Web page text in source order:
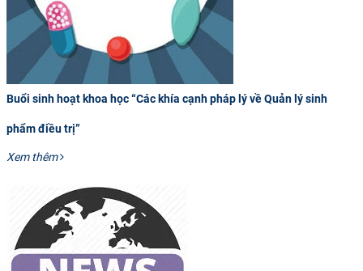
Buổi sinh hoạt khoa học “Các khía cạnh pháp lý về Quản lý sinh
phẩm điều trị”
Xem thêm